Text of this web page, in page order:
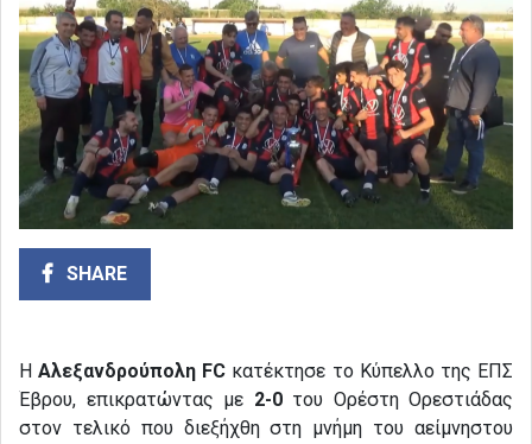
SHARE
ΗΑλεξανδρούπολη FC κατέκτησε το Κύπελλο της ΕΠΣ
Έβρου, επικρατώντας με 2-0του Ορέστη Ορεστιάδας
στον τελικό που διεξήχθη στη μνήμη του αείμνηστου